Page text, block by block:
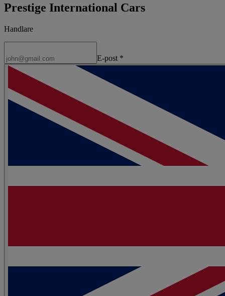
Prestige International Cars
Handlare
E-post *